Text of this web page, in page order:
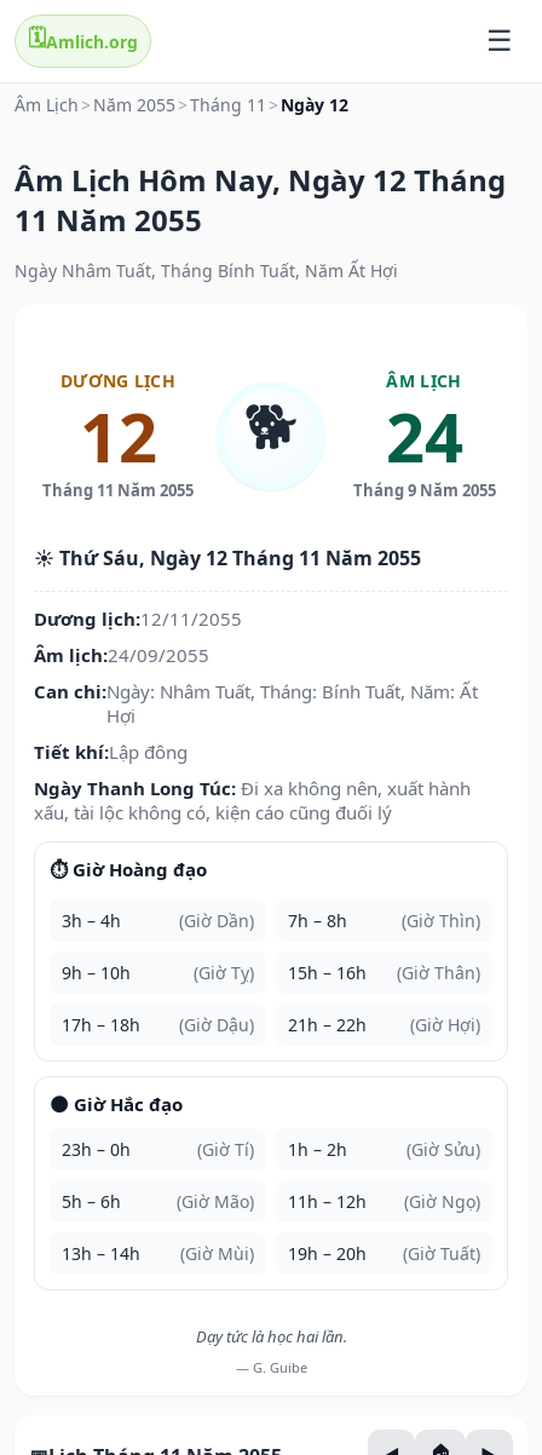
🗓️Amlich.org
Âm Lịch > Năm 2055 >Tháng 11 > Ngày 12
Âm Lịch Hôm Nay, Ngày 12 Tháng
11 Năm 2055
Ngày Nhâm Tuất, Tháng Bính Tuất, Năm Ất Hợi
DƯƠNG LỊCH
12
Tháng 11 Năm 2055
🐕
ÂM LỊCH
24
Tháng 9 Năm 2055
☀️ Thứ Sáu, Ngày 12 Tháng 11 Năm 2055
Dương lịch:12/11/2055
Âm lịch:24/09/2055
Can chi:Ngày: Nhâm Tuất, Tháng: Bính Tuất, Năm: Ất
Hợi
Tiết khí:Lập đông
Ngày Thanh Long Túc: Đi xa không nên, xuất hành
xấu, tài lộc không có, kiện cáo cũng đuối lý
⏱️ Giờ Hoàng đạo
3h – 4h (Giờ Dần) 7h – 8h (Giờ Thìn)
9h – 10h (Giờ Tỵ) 15h – 16h (Giờ Thân)
17h – 18h (Giờ Dậu) 21h – 22h (Giờ Hợi)
🌑 Giờ Hắc đạo
23h – 0h (Giờ Tí) 1h – 2h (Giờ Sửu)
5h – 6h (Giờ Mão) 11h – 12h (Giờ Ngọ)
13h – 14h (Giờ Mùi) 19h – 20h (Giờ Tuất)
Dạy tức là học hai lần.
— G. Guibe